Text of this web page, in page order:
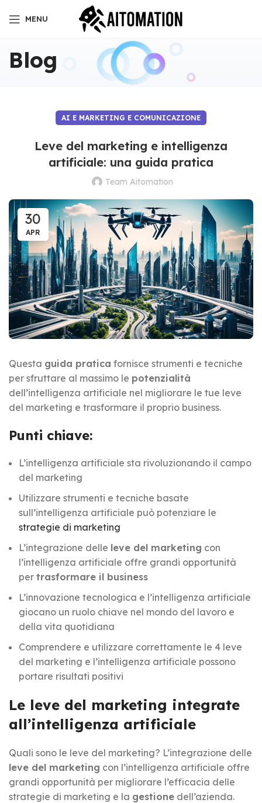
MENU
Blog
AI E MARKETING E COMUNICAZIONE
Leve del marketing e intelligenza
artificiale: una guida pratica
Team Aitomation
30
APR
Questa guida pratica fornisce strumenti e tecniche
per sfruttare al massimo le potenzialità
dell’intelligenza artificiale nel migliorare le tue leve
del marketing e trasformare il proprio business.
Punti chiave:
L’intelligenza artificiale sta rivoluzionando il campo
del marketing
Utilizzare strumenti e tecniche basate
sull’intelligenza artificiale può potenziare le
strategie di marketing
L’integrazione delle leve del marketing con
l’intelligenza artificiale offre grandi opportunità
per trasformare il business
L’innovazione tecnologica e l’intelligenza artificiale
giocano un ruolo chiave nel mondo del lavoro e
della vita quotidiana
Comprendere e utilizzare correttamente le 4 leve
del marketing e l’intelligenza artificiale possono
portare risultati positivi
Le leve del marketing integrate
all’intelligenza artificiale
Quali sono le leve del marketing? L’integrazione delle
leve del marketing con l’intelligenza artificiale offre
grandi opportunità per migliorare l’efficacia delle
strategie di marketing e la gestione dell’azienda.